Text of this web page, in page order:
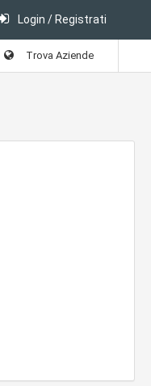
Login / Registrati
Trova Aziende